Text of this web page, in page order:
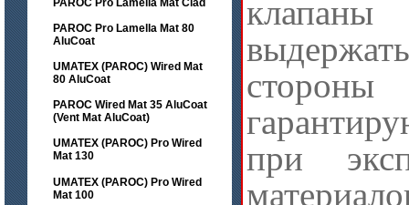
PAROC Pro Lamella Mat Clad
PAROC Pro Lamella Mat 80
AluCoat
UMATEX (PAROC) Wired Mat
80 AluCoat
PAROC Wired Mat 35 AluCoat
(Vent Mat AluCoat)
UMATEX (PAROC) Pro Wired
Mat 130
UMATEX (PAROC) Pro Wired
Mat 100
клапаны
при